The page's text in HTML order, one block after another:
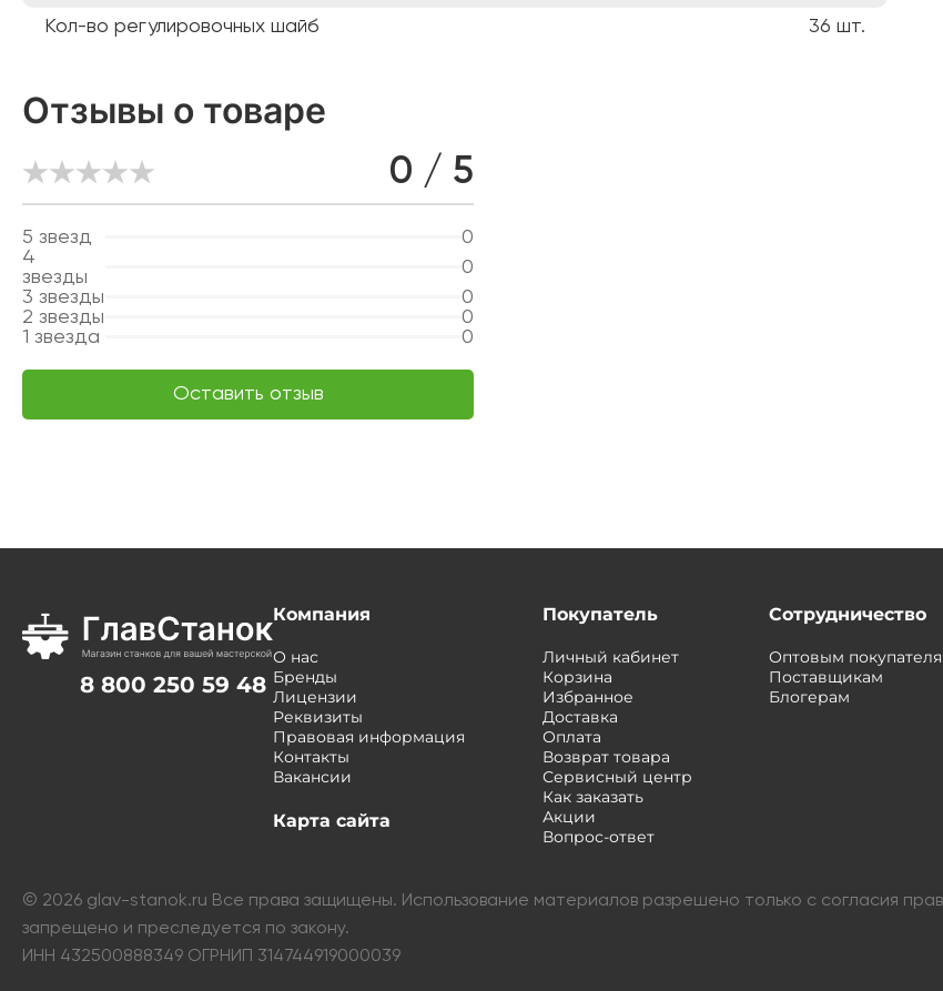
Кол-во регулировочных шайб
36 шт.
Отзывы о товаре
0 / 5
5 звезд
0
4
звезды
0
3 звезды
0
2 звезды
0
1 звезда 0
Оставить отзыв
8 800 250 59 48
Компания
О нас
Бренды
Лицензии
Реквизиты
Правовая информация
Контакты
Вакансии
Карта сайта
Покупатель
Личный кабинет
Корзина
Избранное
Доставка
Оплата
Возврат товара
Сервисный центр
Как заказать
Акции
Вопрос-ответ
Сотрудничество
Оптовым
Поставщикам
Блогерам
© 2026 glav-stanok.ru Все права защищены. Использование материалов разрешено только с согласия
запрещено и преследуется по закону.
ИНН 432500888349 ОГРНИП 314744919000039